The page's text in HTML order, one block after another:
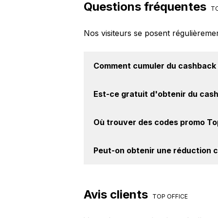
Questions fréquentes
Nos visiteurs se posent
Comment cumuler du
Activer le cashback, réalisez
Est-ce gratuit d'obtenir du
Top Office. Oui, c'est donc gratuit
Où trouver des codes promo
site BackBackBack, vous les
Peut-on obtenir une réduction
Avis clients TOP OFFICE